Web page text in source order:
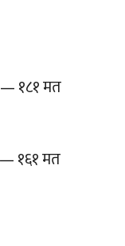
१८१ मत
— १६१ मत